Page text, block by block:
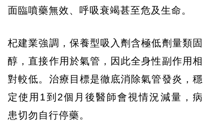
面臨噴藥無效、呼吸衰竭甚至危及生命。
杞建業強調，保養型吸入劑含極低劑量類固
醇，直接作用於氣管，因此全身性副作用相
對較低。治療目標是徹底消除氣管發炎，穩
定使用1到2個月後醫師會視情況減量，病
患切勿自行停藥。